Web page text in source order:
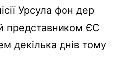
Урсула фон дер
представником ЄС
декілька днів тому